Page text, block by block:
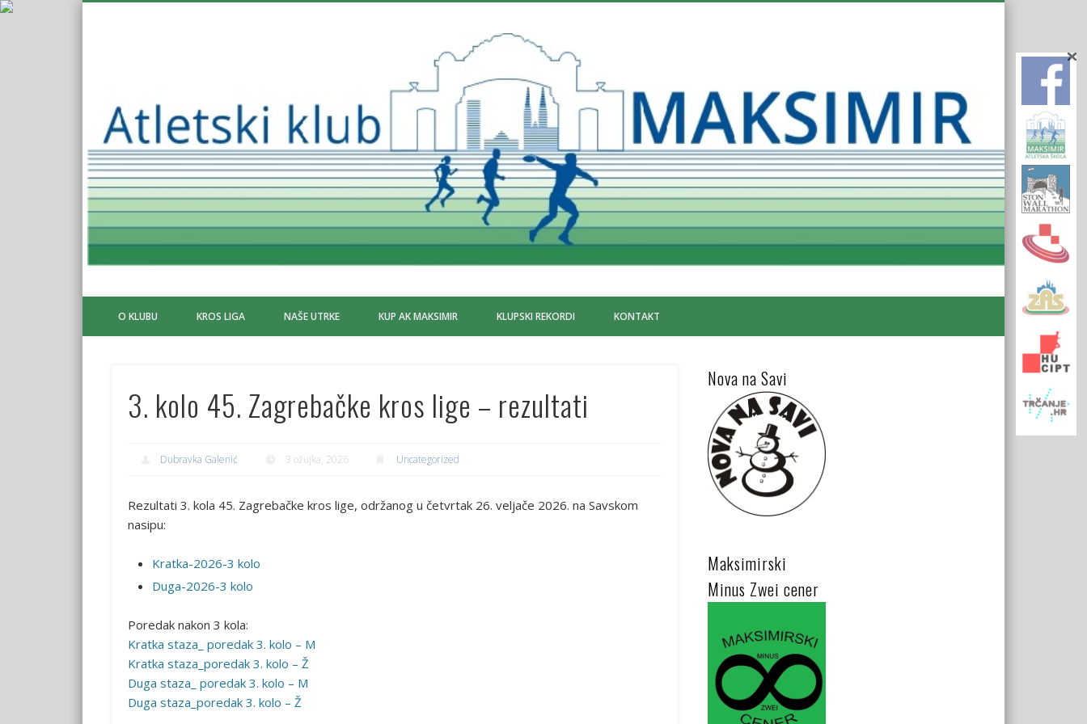
Klub
O KLUBU KROS LIGA NAŠE UTRKE KUP AK MAKSIMIR KLUPSKI REKORDI KONTAKT
3. kolo 45. Zagrebačke kros lige – rezultati
Dubravka Galenić 3 ožujka, 2026 Uncategorized
Rezultati 3. kola 45. Zagrebačke kros lige, održanog u četvrtak 26. veljače 2026. na Savskom
nasipu:
Kratka-2026-3 kolo
Duga-2026-3 kolo
Poredak nakon 3 kola:
Kratka staza_ poredak 3. kolo – M
Kratka staza_poredak 3. kolo – Ž
Duga staza_ poredak 3. kolo – M
Duga staza_poredak 3. kolo – Ž
Nova na Savi
Maksimirski
Minus Zwei cener